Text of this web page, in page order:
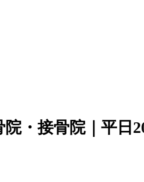
・接骨院｜平日